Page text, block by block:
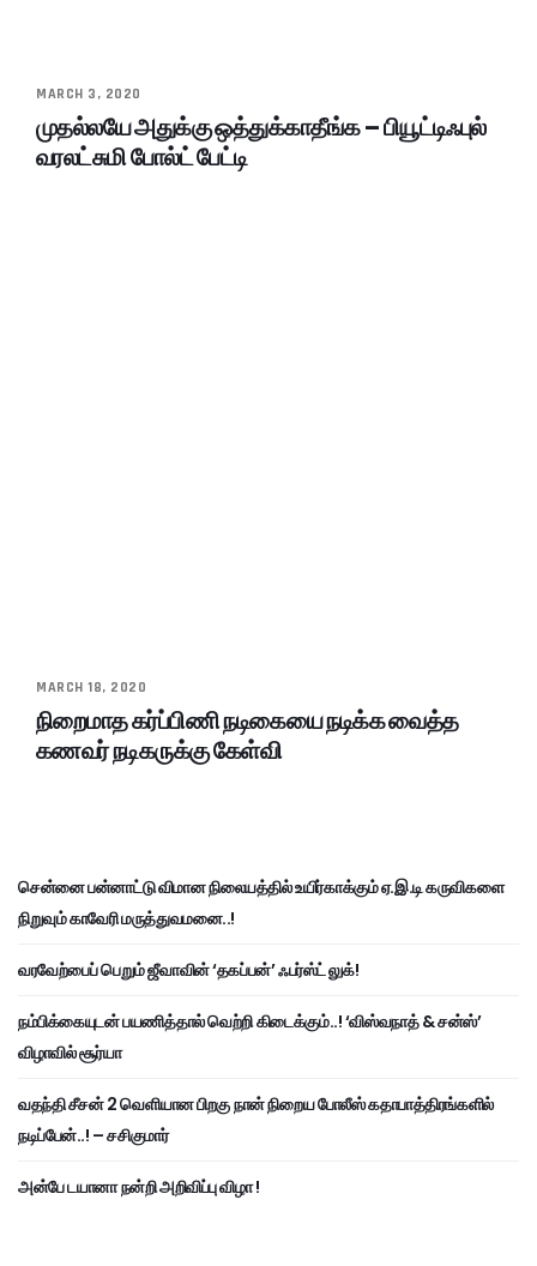
MARCH 3, 2020
முதல்லயே அதுக்கு ஒத்துக்காதீங்க – பியூட்டிஃபுல்
வரலட்சுமி போல்ட் பேட்டி
MARCH 18, 2020
நிறைமாத கர்ப்பிணி நடிகையை நடிக்க வைத்த
கணவர் நடிகருக்கு கேள்வி
சென்னை பன்னாட்டு விமான நிலையத்தில் உயிர்காக்கும் ஏ.இ.டி கருவிகளை
நிறுவும் காவேரி மருத்துவமனை..!
வரவேற்பைப் பெறும் ஜீவாவின் ‘தகப்பன்’ ஃபர்ஸ்ட் லுக்!
நம்பிக்கையுடன் பயணித்தால் வெற்றி கிடைக்கும்..! ‘விஸ்வநாத் & சன்ஸ்’
விழாவில் சூர்யா
வதந்தி சீசன் 2 வெளியான பிறகு நான் நிறைய போலீஸ் கதாபாத்திரங்களில்
நடிப்பேன்..! – சசிகுமார்
அன்பே டயானா நன்றி அறிவிப்பு விழா !